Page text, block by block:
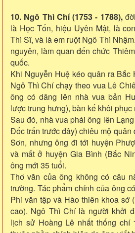
10. Ngô Thì Chí (1753 - 1788),
là Học Tốn, hiệu Uyên Mật, là
Thì Sĩ, và là em ruột Ngô Thì
nguyên, làm quan đến chức
quốc.
Khi Nguyễn Huệ kéo quân ra Bắc
Ngô Thì Chí chạy theo vua Lê
ông có dâng lên nhà vua bản
lược trung hưng), bàn kế khôi phục
Sau đó, nhà vua phái ông lên
Đốc trấn trước đây) chiêu mộ quân
Sơn, nhưng ông đi tới huyện
và mất ở huyện Gia Bình (Bắc
ông mới 35 tuổi.
Thơ văn của ông không có câu
trường. Tác phẩm chính của ông
Phi văn tập và Hào thiên khoa sớ
cao). Ngô Thì Chí là người khởi
lịch sử Hoàng Lê nhất thống chí